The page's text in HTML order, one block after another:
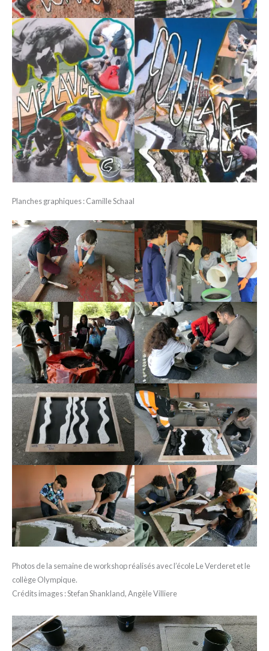
Planches graphiques : Camille Schaal
Photos de la semaine de workshop réalisés avec l’école Le Verderet et le
collège Olympique.
Crédits images : Stefan Shankland, Angèle Villiere